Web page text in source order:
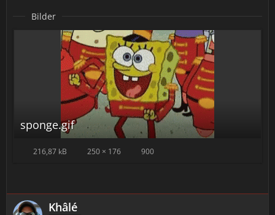
Bilder
sponge.gif
216,87 kB 250 × 176 900
Khâlé